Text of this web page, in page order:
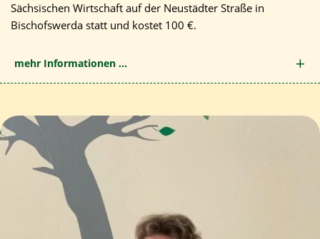
Sächsischen Wirtschaft auf der Neustädter Straße in
Bischofswerda statt und kostet 100 €.
mehr Informationen ...